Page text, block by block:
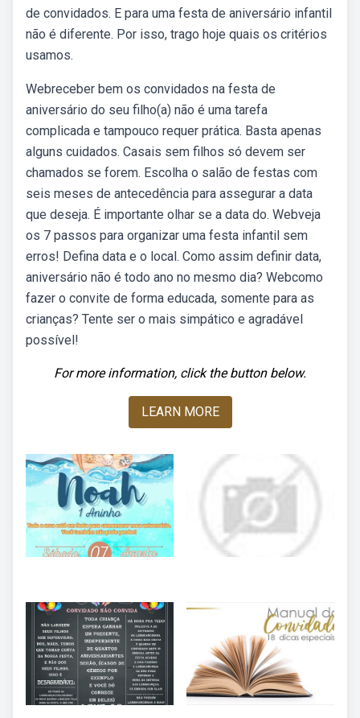
de convidados. E para uma festa de aniversário infantil
não é diferente. Por isso, trago hoje quais os critérios
usamos.
Webreceber bem os convidados na festa de
aniversário do seu filho(a) não é uma tarefa
complicada e tampouco requer prática. Basta apenas
alguns cuidados. Casais sem filhos só devem ser
chamados se forem. Escolha o salão de festas com
seis meses de antecedência para assegurar a data
que deseja. É importante olhar se a data do. Webveja
os 7 passos para organizar uma festa infantil sem
erros! Defina data e o local. Como assim definir data,
aniversário não é todo ano no mesmo dia? Webcomo
fazer o convite de forma educada, somente para as
crianças? Tente ser o mais simpático e agradável
possível!
For more information, click the button below.
LEARN MORE